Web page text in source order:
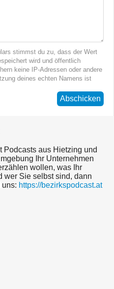
stimmst du zu, dass der Wert
wird und öffentlich
keine IP-Adressen oder andere
deines echten Namens ist
Abschicken
Podcasts aus Hietzing und
Ihr Unternehmen
wollen, was Ihr
wer Sie selbst sind, dann
https://bezirkspodcast.at